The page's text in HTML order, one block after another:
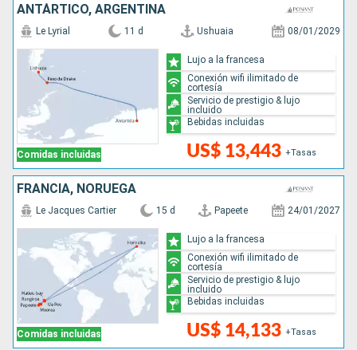
ANTÁRTICO, ARGENTINA
Comidas incluidas
Le Lyrial 11 d Ushuaia 08/01/2029
US$ 13,443 +Tasas
Lujo a la francesa
Conexión wifi ilimitado de
cortesía
Servicio de prestigio & lujo
incluido
Bebidas incluidas
FRANCIA, NORUEGA
Comidas incluidas
Le Jacques Cartier 15 d Papeete 24/01/2027
US$ 14,133 +Tasas
Lujo a la francesa
Conexión wifi ilimitado de
cortesía
Servicio de prestigio & lujo
incluido
Bebidas incluidas